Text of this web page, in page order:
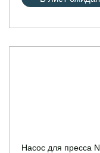
Насос для пресса